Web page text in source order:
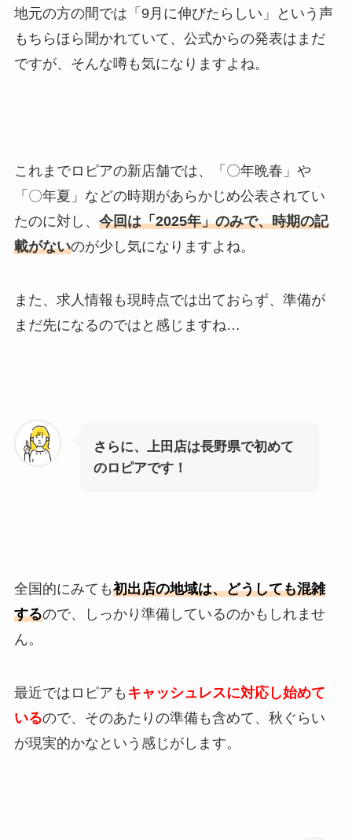
地元の方の間では「9月に伸びたらしい」という声
もちらほら聞かれていて、公式からの発表はまだ
ですが、そんな噂も気になりますよね。
これまでロピアの新店舗では、「〇年晩春」や
「〇年夏」などの時期があらかじめ公表されてい
たのに対し、 今回は「2025年」のみで、時期の記
載がないのが少し気になりますよね。
また、求人情報も現時点では出ておらず、準備が
まだ先になるのではと感じますね…
さらに、上田店は長野県で初めて
のロピアです！
全国的にみても初出店の地域は、どうしても混雑
するので、しっかり準備しているのかもしれませ
ん。
最近ではロピアも キャッシュレスに対応し始めて
いるので、そのあたりの準備も含めて、秋ぐらい
が現実的かなという感じがします。